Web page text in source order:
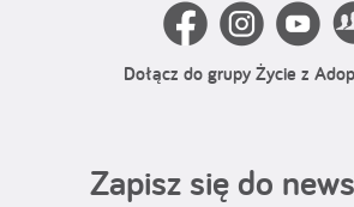
Dołącz do grupy Życie z
Zapisz się do